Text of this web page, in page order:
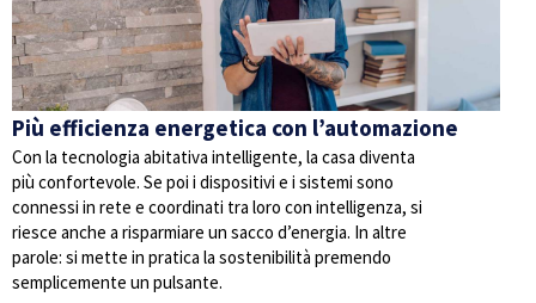
Più efficienza energetica con l’automazione
Con la tecnologia abitativa intelligente, la casa diventa
più confortevole. Se poi i dispositivi e i sistemi sono
connessi in rete e coordinati tra loro con intelligenza, si
riesce anche a risparmiare un sacco d’energia. In altre
parole: si mette in pratica la sostenibilità premendo
semplicemente un pulsante.